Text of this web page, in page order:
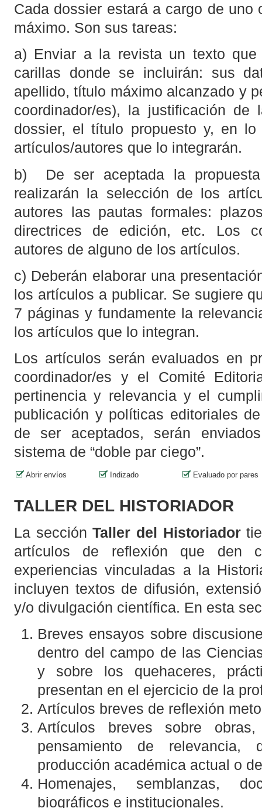
Cada dossier estará a cargo de uno
máximo. Son sus tareas:
a) Enviar a la revista un texto
carillas donde se incluirán: sus
apellido, título máximo alcanzado y
coordinador/es), la justificación
dossier, el título propuesto y, en
artículos/autores que lo integrarán.
b) De ser aceptada la
realizarán la selección de los
autores las pautas formales:
directrices de edición, etc. Los
autores de alguno de los artículos.
c) Deberán elaborar una
los artículos a publicar. Se sugiere
7 páginas y fundamente la
los artículos que lo integran.
Los artículos serán evaluados en
coordinador/es y el Comité
pertinencia y relevancia y el
publicación y políticas editoriales
de ser aceptados, serán
sistema de “doble par ciego”.
Abrir envíos Indizado Evaluado por pares
TALLER DEL HISTORIADOR
La secciónTaller del Historiador
artículos de reflexión que den
experiencias vinculadas a la
incluyen textos de difusión,
y/o divulgación científica. En esta
Breves ensayos sobre
dentro del campo de las
y sobre los quehaceres,
presentan en el ejercicio de la
Artículos breves de reflexión
Artículos breves sobre
pensamiento de relevancia,
producción académica actual o
Homenajes, semblanzas,
biográficos e institucionales.